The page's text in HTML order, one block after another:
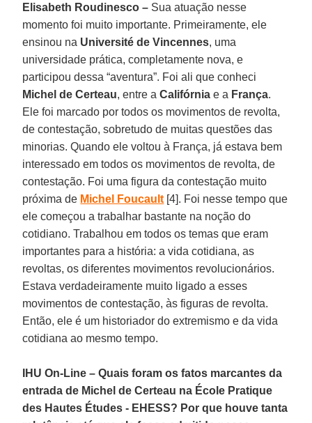
Elisabeth Roudinesco – Sua atuação nesse
momento foi muito importante. Primeiramente, ele
ensinou na Université de Vincennes, uma
universidade prática, completamente nova, e
participou dessa “aventura”. Foi ali que conheci
Michel de Certeau, entre aCalifórnia e a França.
Ele foi marcado por todos os movimentos de revolta,
de contestação, sobretudo de muitas questões das
minorias. Quando ele voltou à França, já estava bem
interessado em todos os movimentos de revolta, de
contestação. Foi uma figura da contestação muito
próxima de Michel Foucault [4]. Foi nesse tempo que
ele começou a trabalhar bastante na noção do
cotidiano. Trabalhou em todos os temas que eram
importantes para a história: a vida cotidiana, as
revoltas, os diferentes movimentos revolucionários.
Estava verdadeiramente muito ligado a esses
movimentos de contestação, às figuras de revolta.
Então, ele é um historiador do extremismo e da vida
cotidiana ao mesmo tempo.
IHU On-Line – Quais foram os fatos marcantes da
entrada de Michel de Certeau na École Pratique
des Hautes Études - EHESS? Por que houve tanta